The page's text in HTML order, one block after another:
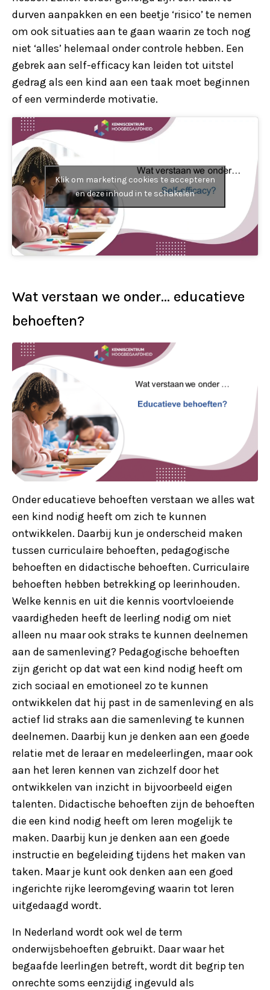
durven aanpakken en een beetje ‘risico’ te nemen
om ook situaties aan te gaan waarin ze toch nog
niet ‘alles’ helemaal onder controle hebben. Een
gebrek aan self-efficacy kan leiden tot uitstel
gedrag als een kind aan een taak moet beginnen
of een verminderde motivatie.
Klik om marketing cookies te accepteren
en deze inhoud in te schakelen
Wat verstaan we onder… educatieve
behoeften?
Onder educatieve behoeften verstaan we alles wat
een kind nodig heeft om zich te kunnen
ontwikkelen. Daarbij kun je onderscheid maken
tussen curriculaire behoeften, pedagogische
behoeften en didactische behoeften. Curriculaire
behoeften hebben betrekking op leerinhouden.
Welke kennis en uit die kennis voortvloeiende
vaardigheden heeft de leerling nodig om niet
alleen nu maar ook straks te kunnen deelnemen
aan de samenleving? Pedagogische behoeften
zijn gericht op dat wat een kind nodig heeft om
zich sociaal en emotioneel zo te kunnen
ontwikkelen dat hij past in de samenleving en als
actief lid straks aan die samenleving te kunnen
deelnemen. Daarbij kun je denken aan een goede
relatie met de leraar en medeleerlingen, maar ook
aan het leren kennen van zichzelf door het
ontwikkelen van inzicht in bijvoorbeeld eigen
talenten. Didactische behoeften zijn de behoeften
die een kind nodig heeft om leren mogelijk te
maken. Daarbij kun je denken aan een goede
instructie en begeleiding tijdens het maken van
taken. Maar je kunt ook denken aan een goed
ingerichte rijke leeromgeving waarin tot leren
uitgedaagd wordt.
In Nederland wordt ook wel de term
onderwijsbehoeften gebruikt. Daar waar het
begaafde leerlingen betreft, wordt dit begrip ten
onrechte soms eenzijdig ingevuld als